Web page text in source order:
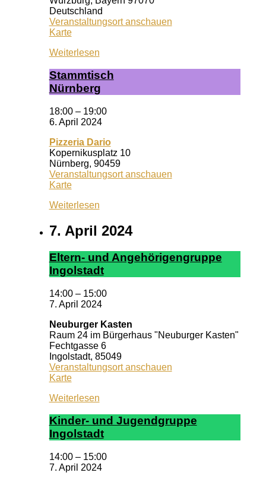
Deutschland
Veranstaltungsort anschauen
KarteWuf
Zentrum
Weiterlesen
Stamm­tisch
Nürn­berg
18:00 – 19:00
6. April 2024
Pizzeria Dario
Kopernikusplatz 10
Nürnberg, 90459
Veranstaltungsort anschauen
KartePizzeria
Weiterlesen
7. April 2024
El­tern- und An­ge­hör­ig­en­grup­pe
In­gol­stadt
14:00 – 15:00
7. April 2024
Neuburger Kasten
Raum 24 im Bürgerhaus "Neuburger Kasten"
Fechtgasse 6
Ingolstadt, 85049
Veranstaltungsort anschauen
KarteNeuburger
Weiterlesen
Kin­der- und Ju­gend­grup­pe
In­gol­stadt
14:00 – 15:00
7. April 2024